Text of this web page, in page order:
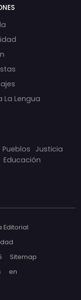
La Lengua
Pueblos Justicia
Educación
Editorial
Sitemap
en